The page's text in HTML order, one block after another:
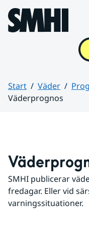
Hoppa till sidans innehåll
Start Väder
Väderprognos
SMHI publicerar
fredagar. Eller vid
varningssituationer.